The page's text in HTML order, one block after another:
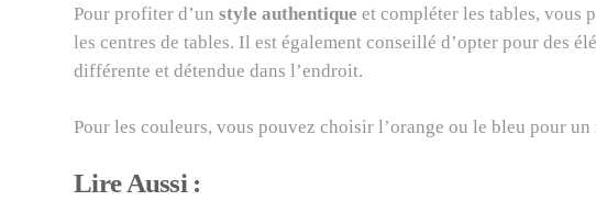
Pour profiter d’un style authentique et compléter les tables, vous
les centres de tables. Il est également conseillé d’opter pour des
différente et détendue dans l’endroit.
Pour les couleurs, vous pouvez choisir l’orange ou le bleu pour un
Lire Aussi :